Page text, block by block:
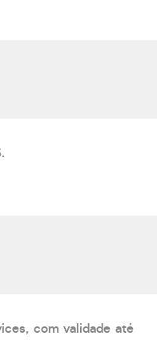
com validade até